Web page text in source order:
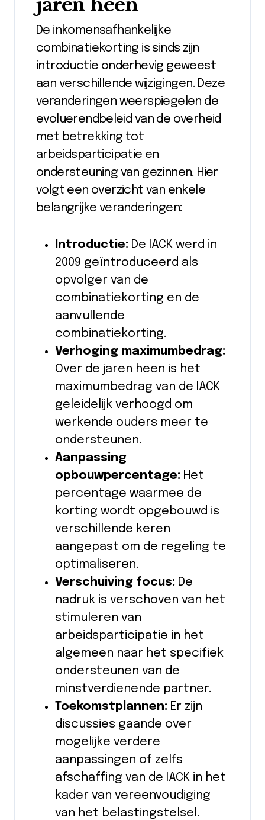
jaren heen
De inkomensafhankelijke
combinatiekorting is sinds zijn
introductie onderhevig geweest
aan verschillende wijzigingen. Deze
veranderingen weerspiegelen de
evoluerendbeleid van de overheid
met betrekking tot
arbeidsparticipatie en
ondersteuning van gezinnen. Hier
volgt een overzicht van enkele
belangrijke veranderingen:
Introductie: De IACK werd in
2009 geïntroduceerd als
opvolger van de
combinatiekorting en de
aanvullende
combinatiekorting.
Verhoging maximumbedrag:
Over de jaren heen is het
maximumbedrag van de IACK
geleidelijk verhoogd om
werkende ouders meer te
ondersteunen.
Aanpassing
opbouwpercentage: Het
percentage waarmee de
korting wordt opgebouwd is
verschillende keren
aangepast om de regeling te
optimaliseren.
Verschuiving focus: De
nadruk is verschoven van het
stimuleren van
arbeidsparticipatie in het
algemeen naar het specifiek
ondersteunen van de
minstverdienende partner.
Toekomstplannen: Er zijn
discussies gaande over
mogelijke verdere
aanpassingen of zelfs
afschaffing van de IACK in het
kader van vereenvoudiging
van het belastingstelsel.